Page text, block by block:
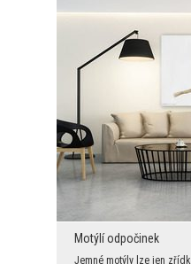
Motýlí odpočinek